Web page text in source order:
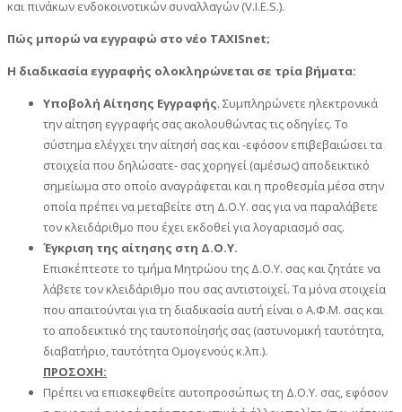
και πινάκων ενδοκοινοτικών συναλλαγών (V.I.E.S.).
Πώς μπορώ να εγγραφώ στο νέο TAXISnet;
Η διαδικασία εγγραφής ολοκληρώνεται σε τρία βήματα:
Υποβολή Αίτησης Εγγραφής. Συμπληρώνετε ηλεκτρονικά
την αίτηση εγγραφής σας ακολουθώντας τις οδηγίες. Το
σύστημα ελέγχει την αίτησή σας και -εφόσον επιβεβαιώσει τα
στοιχεία που δηλώσατε- σας χορηγεί (αμέσως) αποδεικτικό
σημείωμα στο οποίο αναγράφεται και η προθεσμία μέσα στην
οποία πρέπει να μεταβείτε στη Δ.Ο.Υ. σας για να παραλάβετε
τον κλειδάριθμο που έχει εκδοθεί για λογαριασμό σας.
Έγκριση της αίτησης στη Δ.Ο.Υ.
Επισκέπτεστε το τμήμα Μητρώου της Δ.Ο.Υ. σας και ζητάτε να
λάβετε τον κλειδάριθμο που σας αντιστοιχεί. Τα μόνα στοιχεία
που απαιτούνται για τη διαδικασία αυτή είναι ο Α.Φ.Μ. σας και
το αποδεικτικό της ταυτοποίησής σας (αστυνομική ταυτότητα,
διαβατήριο, ταυτότητα Ομογενούς κ.λπ.).
ΠΡΟΣΟΧΗ:
Πρέπει να επισκεφθείτε αυτοπροσώπως τη Δ.Ο.Υ. σας, εφόσον